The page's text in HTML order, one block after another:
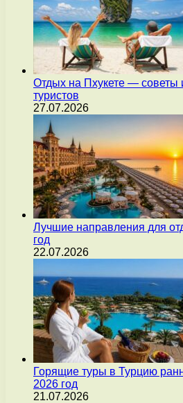
Отдых на Пхукете — советы
туристов
27.07.2026
Лучшие направления для
год
22.07.2026
Горящие туры в Турцию
2026 год
21.07.2026